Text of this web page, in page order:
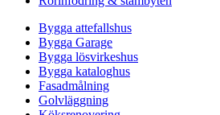
Bygga attefallshus
Bygga Garage
Bygga lösvirkeshus
Bygga kataloghus
Fasadmålning
Golvläggning